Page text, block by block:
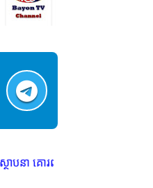
និង សេរីភាពសារព័ត៌មាន * មាន